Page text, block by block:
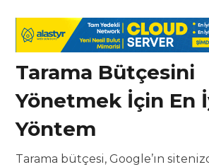
Tarama Bütçesini
Yönetmek İçin En
Yöntem
Tarama bütçesi, Google’ın